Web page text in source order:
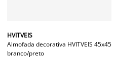
HVITVEIS
Almofada decorativa HVITVEIS 45x45
branco/preto